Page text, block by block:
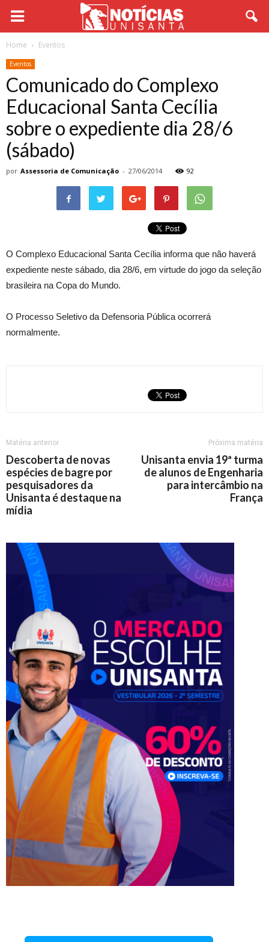
Home Eventos
Eventos
Comunicado do Complexo
Educacional Santa Cecília
sobre o expediente dia 28/6
(sábado)
por Assessoria de Comunicação - 27/06/2014 92
O Complexo Educacional Santa Cecília informa que não haverá
expediente neste sábado, dia 28/6, em virtude do jogo da seleção
brasileira na Copa do Mundo.
O Processo Seletivo da Defensoria Pública ocorrerá
normalmente.
Matéria anterior
Descoberta de novas
espécies de bagre por
pesquisadores da
Unisanta é destaque na
mídia
Próxima matéria
Unisanta envia 19ª turma
de alunos de Engenharia
para intercâmbio na
França